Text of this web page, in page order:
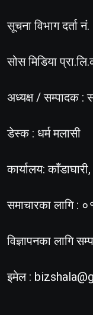
सूचना विभाग
सोस मिडिया
अध्यक्ष / सम्पादक :
डेस्क : धर्म मलासी
कार्यालय:
समाचारका लागि
विज्ञापनका लागि
इमेल :